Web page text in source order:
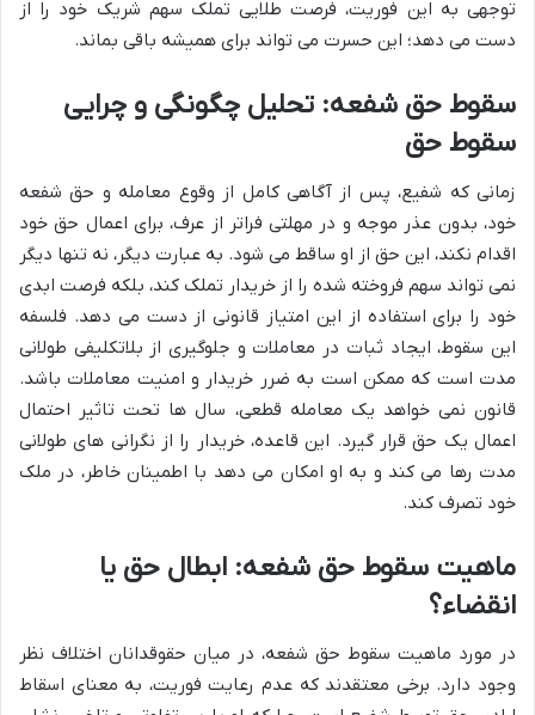
توجهی به این فوریت، فرصت طلایی تملک سهم شریک خود را از
دست می دهد؛ این حسرت می تواند برای همیشه باقی بماند.
سقوط حق شفعه: تحلیل چگونگی و چرایی
سقوط حق
زمانی که شفیع، پس از آگاهی کامل از وقوع معامله و حق شفعه
خود، بدون عذر موجه و در مهلتی فراتر از عرف، برای اعمال حق خود
اقدام نکند، این حق از او ساقط می شود. به عبارت دیگر، نه تنها دیگر
نمی تواند سهم فروخته شده را از خریدار تملک کند، بلکه فرصت ابدی
خود را برای استفاده از این امتیاز قانونی از دست می دهد. فلسفه
این سقوط، ایجاد ثبات در معاملات و جلوگیری از بلاتکلیفی طولانی
مدت است که ممکن است به ضرر خریدار و امنیت معاملات باشد.
قانون نمی خواهد یک معامله قطعی، سال ها تحت تاثیر احتمال
اعمال یک حق قرار گیرد. این قاعده، خریدار را از نگرانی های طولانی
مدت رها می کند و به او امکان می دهد با اطمینان خاطر، در ملک
خود تصرف کند.
ماهیت سقوط حق شفعه: ابطال حق یا
انقضاء؟
در مورد ماهیت سقوط حق شفعه، در میان حقوقدانان اختلاف نظر
وجود دارد. برخی معتقدند که عدم رعایت فوریت، به معنای اسقاط